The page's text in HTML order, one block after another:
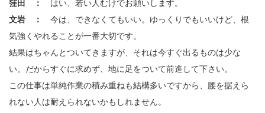
窪田 ： はい、若い人むけでお願いします。
文岩 ： 今は、できなくてもいい。ゆっくりでもいいけど、根
気強くやれることが一番大切です。
結果はちゃんとついてきますが、それは今すぐ出るものは少な
い。だからすぐに求めず、地に足をついて前進して下さい。
この仕事は単純作業の積み重ねも結構多いですから、腰を据えら
れない人は耐えられないかもしれません。